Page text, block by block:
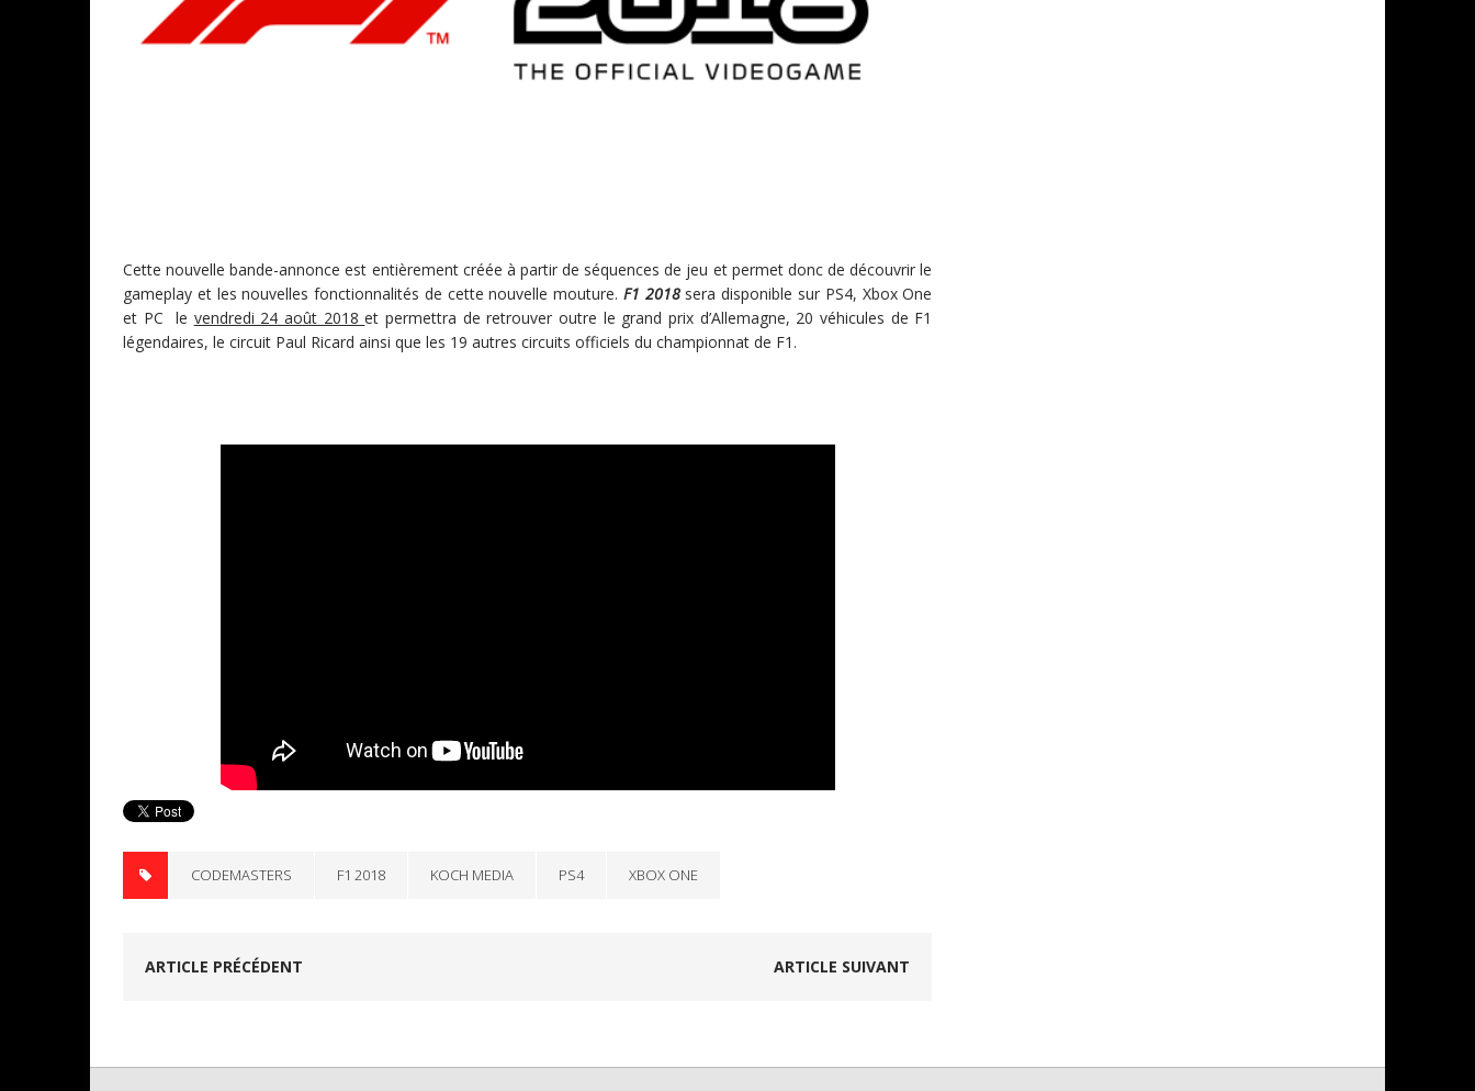
Cette nouvelle bande-annonce est entièrement créée à partir de séquences de jeu et permet donc de découvrir le
gameplay et les nouvelles fonctionnalités de cette nouvelle mouture. F1 2018sera disponible sur PS4, Xbox One
et PC le vendredi 24 août 2018et permettra de retrouver outre le grand prix d’Allemagne, 20 véhicules de F1
légendaires, le circuit Paul Ricard ainsi que les 19 autres circuits officiels du championnat de F1.
CODEMASTERS F1 2018 KOCH MEDIA PS4 XBOX ONE
ARTICLE PRÉCÉDENT ARTICLE SUIVANT